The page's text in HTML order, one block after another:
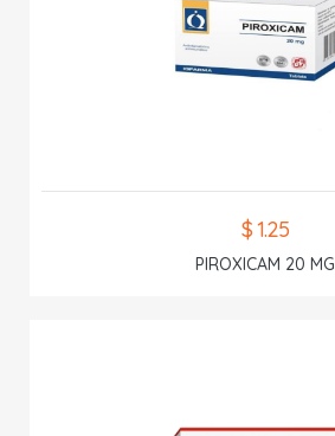
$ 1.25
PIROXICAM 20 MG